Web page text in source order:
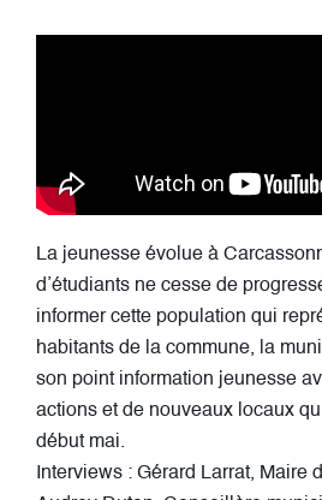
La jeunesse évolue à
d’étudiants ne cesse de
informer cette population qui
habitants de la commune, la
son point information jeunesse
actions et de nouveaux locaux
début mai.
Interviews : Gérard Larrat, Maire